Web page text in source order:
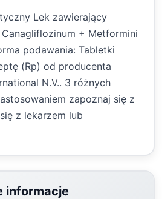
Lek zawierający
+ Metformini
podawania: Tabletki
(Rp) od producenta
N.V.. 3 różnych
zapoznaj się z
z lekarzem lub
informacje